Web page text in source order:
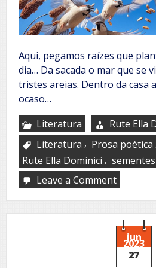
Aqui, pegamos raízes que
dia… Da sacada o mar que se
tristes areias. Dentro da casa
ocaso…
Literatura
Rute Ella
Literatura , Prosa poética
Rute Ella Dominici , sementes
Leave a Commenton
das
linhas
e
sementes
do
riso
jun
2023
27